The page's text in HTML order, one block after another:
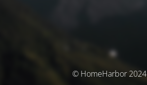
© HomeHarbor 2024